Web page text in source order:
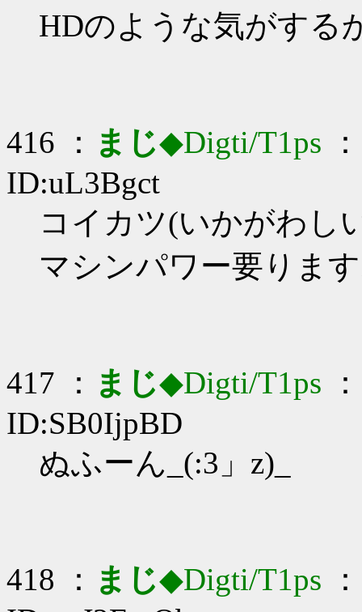
HDのような気がする
416 ： まじ◆Digti/T1ps
ID:uL3Bgct
コイカツ(いかがわし
マシンパワー要りま
417 ： まじ◆Digti/T1ps
ID:SB0IjpBD
ぬふーん_(:3」z)_
418 ： まじ◆Digti/T1ps